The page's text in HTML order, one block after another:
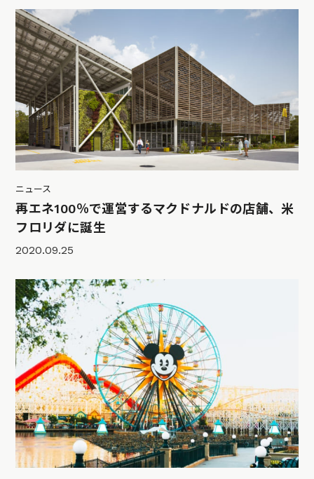
ニュース
再エネ100％で運営するマクドナルドの店舗、米
フロリダに誕生
2020.09.25